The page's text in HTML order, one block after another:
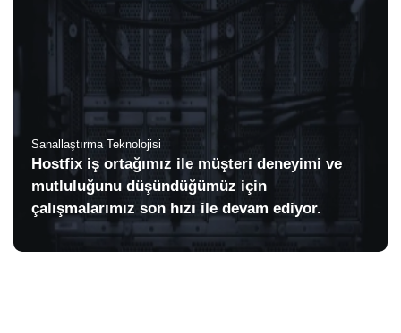
Sanallaştırma Teknolojisi
Hostfix iş ortağımız ile müşteri deneyimi ve
mutluluğunu düşündüğümüz için
çalışmalarımız son hızı ile devam ediyor.